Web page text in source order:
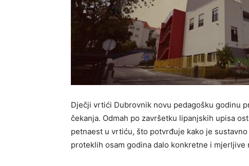
Dječji vrtići Dubrovnik novu pedagošku godinu
čekanja. Odmah po završetku lipanjskih upisa
petnaest u vrtiću, što potvrđuje kako je
proteklih osam godina dalo konkretne i mjerljive